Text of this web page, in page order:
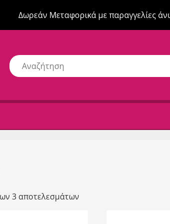
Δωρεάν Μεταφορικά με παραγγελίες
3 αποτελεσμάτων